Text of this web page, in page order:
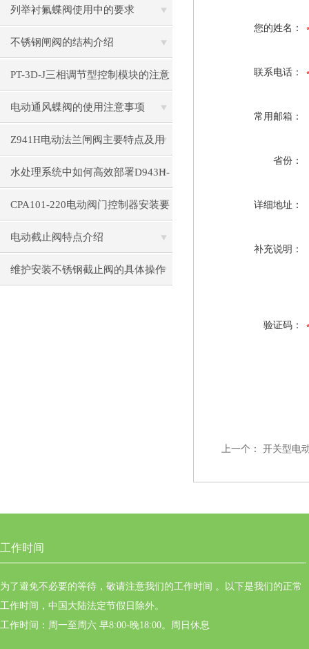
护
列举衬氟蝶阀使用中的要求
不锈钢闸阀的结构介绍
PT-3D-J三相调节型控制模块的注意
事项
电动通风蝶阀的使用注意事项
Z941H电动法兰闸阀主要特点及用
途解析
水处理系统中如何高效部署D943H-
16C电动蝶阀？
CPA101-220电动阀门控制器安装要
注意些细节？
电动截止阀特点介绍
维护安装不锈钢截止阀的具体操作
您的姓名：
联系电话：
常用邮箱：
省份：
详细地址：
补充说明：
验证码：
上一个： 开关型电
工作时间
为了避免不必要的等待，敬请注意我们的工作时间 。以下是我们的正常
工作时间，中国大陆法定节假日除外。
工作时间：周一至周六 早8:00-晚18:00。周日休息